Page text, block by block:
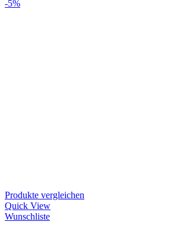
-5%
Produkte vergleichen
Quick View
Wunschliste